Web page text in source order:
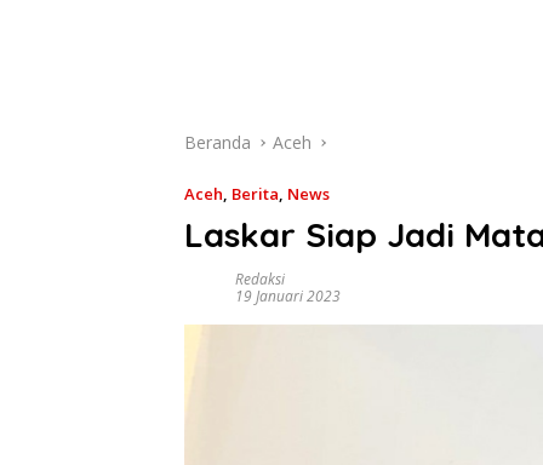
Beranda Aceh
Aceh, Berita, News
Laskar Siap Jadi
Redaksi
19 Januari 2023